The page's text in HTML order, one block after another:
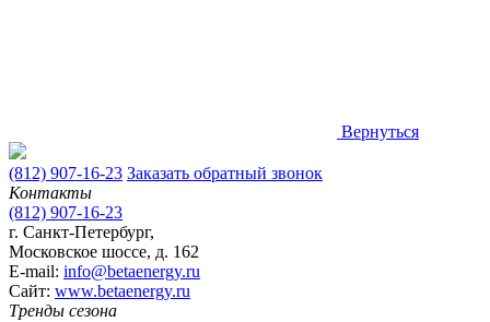
Вернуться
(812) 907-16-23 Заказать обратный звонок
Контакты
(812) 907-16-23
г. Санкт-Петербург,
Московское шоссе, д. 162
E-mail: info@betaenergy.ru
Cайт: www.betaenergy.ru
Тренды сезона